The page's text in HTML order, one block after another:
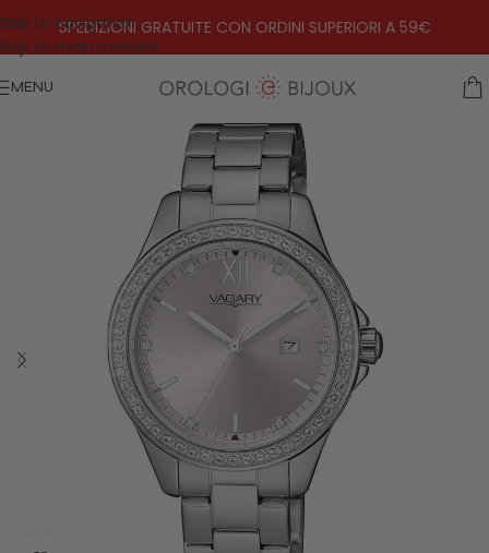
Skip to navigation
Skip to main content
SPEDIZIONI GRATUITE CON ORDINI SUPERIORI A 59€
MENU